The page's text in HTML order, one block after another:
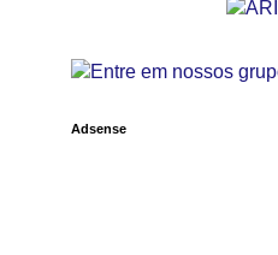
Adsense